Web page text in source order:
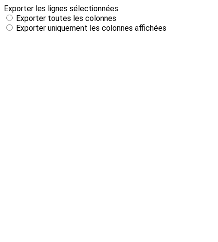
Exporter les lignes sélectionnées
Exporter toutes les colonnes
Exporter uniquement les colonnes affichées